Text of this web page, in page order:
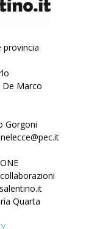
provincia
De Marco
Gorgoni
Quarta